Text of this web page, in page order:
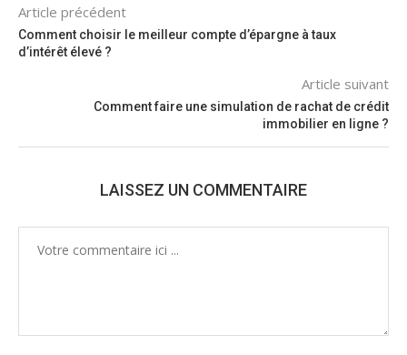
Article précédent
Comment choisir le meilleur compte d’épargne à taux
d’intérêt élevé ?
Article suivant
Comment faire une simulation de rachat de crédit
immobilier en ligne ?
LAISSEZ UN COMMENTAIRE